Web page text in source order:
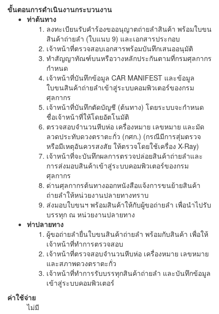
ขั้นตอนการดำเนินงานกระบวนงาน
ท่าต้นทาง
ลงทะเบียนรับคำร้องขออนุญาตถ่ายลำสินค้า พร้อมใบขน
สินค้าถ่ายลำ (ใบแนบ 9) และเอกสารประกอบ
เจ้าหน้าที่ตรวจสอบเอกสารพร้อมบันทึกเสนออนุมัติ
ทำสัญญาทัณฑ์บนหรือวางหลักประกันตามที่กรมศุลกากร
กำหนด
เจ้าหน้าที่บันทึกข้อมูล CAR MANIFEST และข้อมูล
ใบขนสินค้าถ่ายลำเข้าสู่ระบบคอมพิวเตอร์ของกรม
ศุลกากร
เจ้าหน้าที่บันทึกตัดบัญชี (ต้นทาง) โดยระบบจะกำหนด
ชื่อเจ้าหน้าที่ให้โดยอัตโนมัติ
ตรวจสอบจำนวนหีบห่อ เครื่องหมาย เลขหมาย และมัด
ลวดประทับดวงตราตะกั่ว (กศก.) (กรณีมีการสุ่มตรวจ
หรือมีเหตุอันควรสงสัย ให้ตรวจโดยใช้เครื่อง X-Ray)
เจ้าหน้าที่จะบันทึกผลการตรวจปล่อยสินค้าถ่ายลำและ
การส่งมอบสินค้าเข้าสู่ระบบคอมพิวเตอร์ของกรม
ศุลกากร
ด่านศุลกากรต้นทางออกหนังสือแจ้งการขนย้ายสินค้า
ถ่ายลำให้หน่วยงานปลายทางทราบ
ส่งมอบใบขนฯ พร้อมสินค้าให้กับผู้ขอถ่ายลำ เพื่อนำไปรับ
บรรทุก ณ หน่วยงานปลายทาง
ท่าปลายทาง
ผู้ขอถ่ายลำยื่นใบขนสินค้าถ่ายลำ พร้อมกับสินค้า เพื่อให้
เจ้าหน้าที่ทำการตรวจสอบ
เจ้าหน้าที่ตรวจสอบจำนวนหีบห่อ เครื่องหมาย เลขหมาย
และสภาพดวงตราตะกั่ว
เจ้าหน้าที่ทำการรับบรรทุกสินค้าถ่ายลำ และบันทึกข้อมูล
เข้าสู่ระบบคอมพิวเตอร์
ค่าใช้จ่าย
ไม่มี